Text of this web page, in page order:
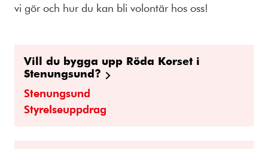
vi gör och hur du kan bli volontär hos oss!
Vill du bygga upp Röda Korset i
Stenungsund?
Stenungsund
Styrelseuppdrag